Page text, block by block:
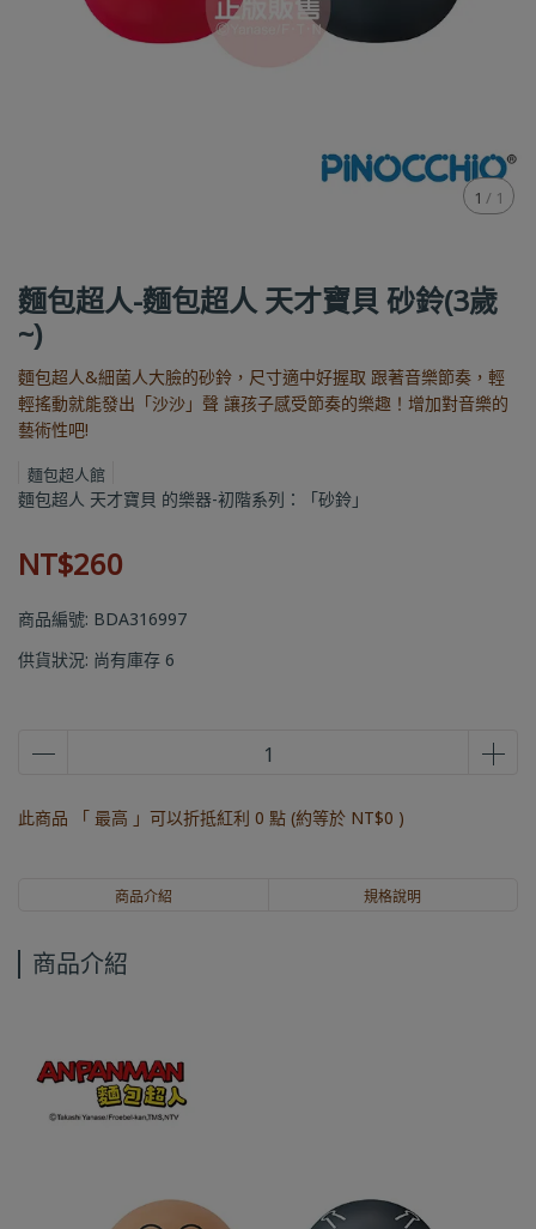
1 / 1
麵包超人-麵包超人 天才寶貝 砂鈴(3歲
~)
麵包超人&細菌人大臉的砂鈴，尺寸適中好握取 跟著音樂節奏，輕
輕搖動就能發出「沙沙」聲 讓孩子感受節奏的樂趣！增加對音樂的
藝術性吧!
麵包超人館
麵包超人 天才寶貝 的樂器-初階系列：「砂鈴」
NT$260
商品編號: BDA316997
供貨狀況: 尚有庫存 6
此商品 「 最高 」可以折抵紅利 0 點 (約等於 NT$0 )
商品介紹 規格說明
商品介紹